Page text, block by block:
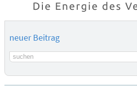
neuer Beitrag
Suchbegriff